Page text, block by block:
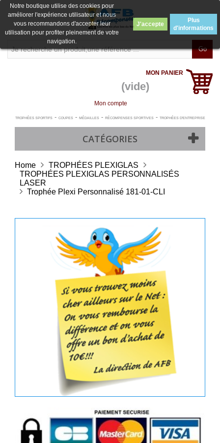
Go
MON PANIER
(vide)
Mon compte
TROPHÉES SPORTIFS- COUPES- MÉDAILLES- RÉCOMPENSES SPORTIVES- TROPHÉES D'ENTREPRISE
CATÉGORIES
Notre boutique utilise des cookies pour
améliorer l'expérience utilisateur et nous
vous recommandons d'accepter leur
utilisation pour profiter pleinement de votre
navigation.
J'accepte
Plus
d'informations
Home
TROPHÉES PLEXIGLAS
TROPHÉES PLEXIGLAS PERSONNALISÉS
LASER
Trophée Plexi Personnalisé 181-01-CLI